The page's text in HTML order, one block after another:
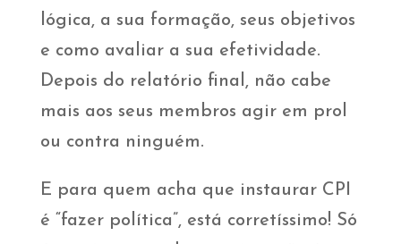
lógica, a sua formação, seus objetivos
e como avaliar a sua efetividade.
Depois do relatório final, não cabe
mais aos seus membros agir em prol
ou contra ninguém.
E para quem acha que instaurar CPI
é “fazer política”, está corretíssimo! Só